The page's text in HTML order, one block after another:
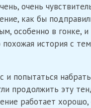
очень
как бы
особенно в гонке,
история с
и попытаться
продолжить эту
работает